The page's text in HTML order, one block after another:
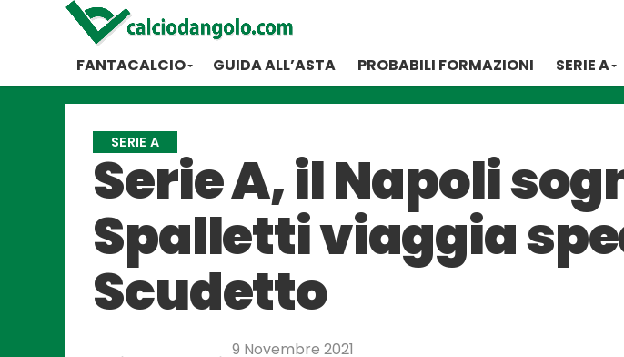
FANTACALCIO GUIDA ALL’ASTA PROBABILI FORMAZIONI SERIE A
SERIE A
Serie A, il Napoli
Spalletti viaggia
Scudetto
9 Novembre 2021